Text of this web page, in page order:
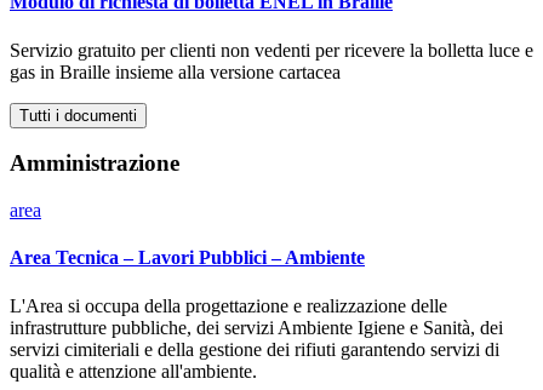
Servizio gratuito per clienti non vedenti per ricevere la bolletta luce e
gas in Braille insieme alla versione cartacea
Tutti i documenti
Amministrazione
area
Area Tecnica – Lavori Pubblici – Ambiente
L'Area si occupa della progettazione e realizzazione delle
infrastrutture pubbliche, dei servizi Ambiente Igiene e Sanità, dei
servizi cimiteriali e della gestione dei rifiuti garantendo servizi di
qualità e attenzione all'ambiente.